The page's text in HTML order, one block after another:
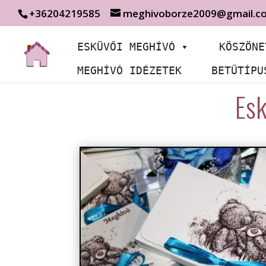
+36204219585
ESKÜVŐI MEGHÍVÓ
MEGHÍVÓ IDÉZETEK